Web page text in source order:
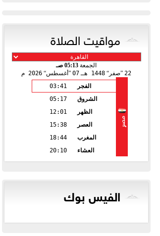
مواقيت الصلاة
الجمعة 05:13 صـ
22 صفر 1448 هـ 07 أغسطس 2026 م
مصر
الفجر
03:41
الشروق
05:17
الظهر
12:01
العصر
15:38
المغرب
18:44
العشاء
20:10
الفيس بوك